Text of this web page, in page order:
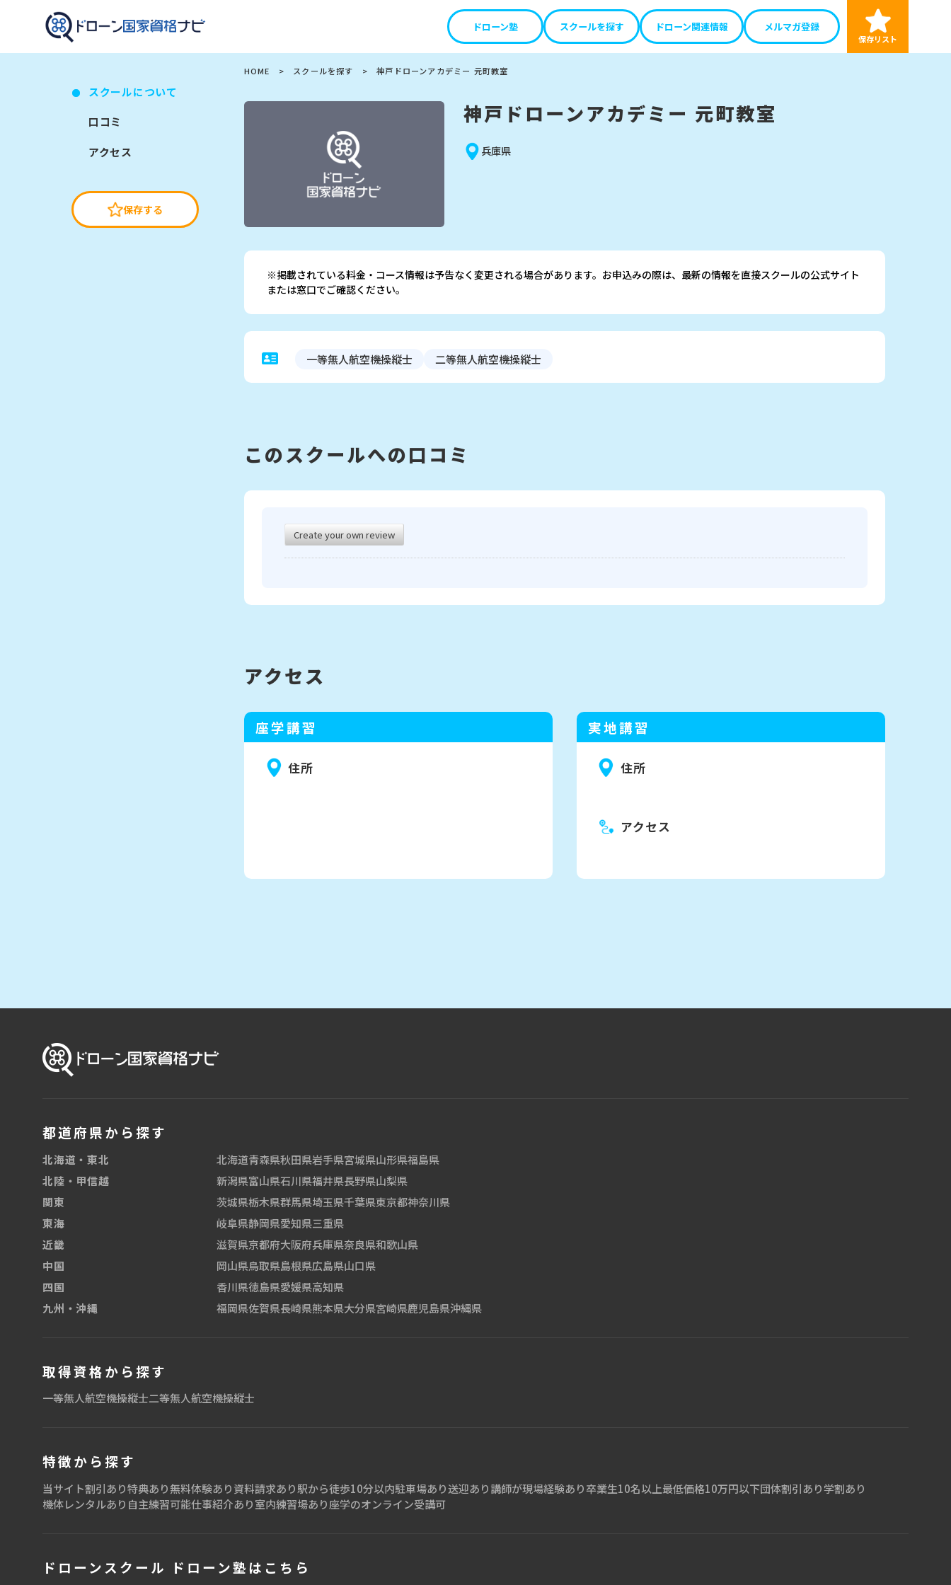
ドローン国家資格ナビ（ドロナビ）｜全国のドローンスクール検索サイト
ドローン塾 スクールを探す ドローン関連情報 メルマガ登録
保存リスト
スクールについて
口コミ
アクセス
保存する
HOME > スクールを探す >神戸ドローンアカデミー 元町教室
神戸ドローンアカデミー 元町教室
兵庫県
※掲載されている料金・コース情報は予告なく変更される場合があります。お申込みの際は、最新の情報を直接スクールの公式サイト
または窓口でご確認ください。
一等無人航空機操縦士 二等無人航空機操縦士
このスクールへの口コミ
Create your own review
アクセス
座学講習
住所
実地講習
住所
アクセス
都道府県から探す
北海道・東北 北海道青森県秋田県岩手県宮城県山形県福島県
北陸・甲信越
新潟県富山県石川県福井県長野県山梨県
関東
茨城県栃木県群馬県埼玉県千葉県東京都神奈川県
東海
岐阜県静岡県愛知県三重県
近畿
滋賀県京都府大阪府兵庫県奈良県和歌山県
中国
岡山県鳥取県島根県広島県山口県
四国
香川県徳島県愛媛県高知県
九州・沖縄
福岡県佐賀県長崎県熊本県大分県宮崎県鹿児島県沖縄県
取得資格から探す
一等無人航空機操縦士二等無人航空機操縦士
特徴から探す
当サイト割引あり特典あり無料体験あり資料請求あり駅から徒歩10分以内駐車場あり送迎あり講師が現場経験あり卒業生10名以上最低価格10万円以下団体割引あり学割あり
機体レンタルあり 自主練習可能仕事紹介あり室内練習場あり座学のオンライン受講可
ドローンスクール ドローン塾はこちら